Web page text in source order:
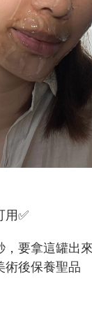
用✅
要拿這罐出
術後保養聖品